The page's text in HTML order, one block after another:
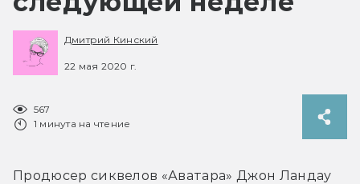
Дмитрий Кинский
22 мая 2020 г.
567
1 минута на чтение
Продюсер сиквелов «Аватара» Джон Ландау